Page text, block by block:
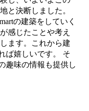
と決断しました。
の建築をしていく
感じたことや考え
ます。これから建
ば嬉しいです。 そ
趣味の情報も提供し